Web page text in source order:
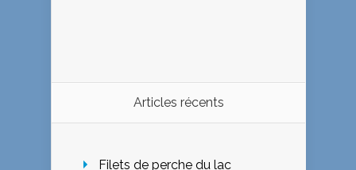
Articles récents
Filets de perche du lac